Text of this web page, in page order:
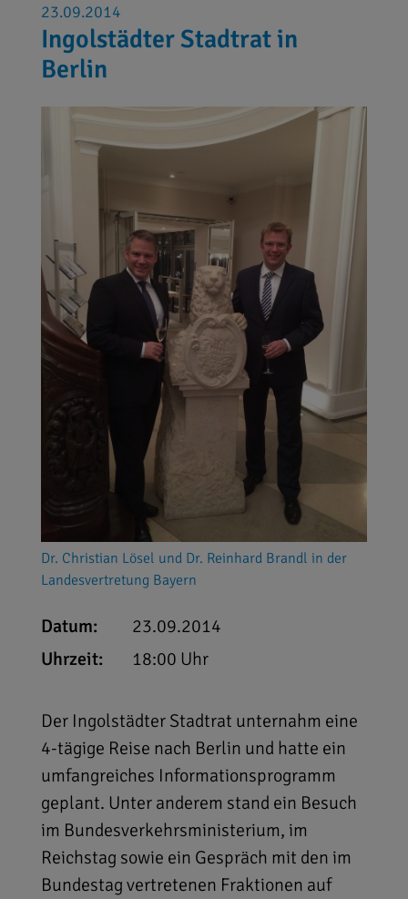
23.09.2014
Ingolstädter Stadtrat in
Berlin
Dr. Christian Lösel und Dr. Reinhard Brandl in der
Landesvertretung Bayern
Datum:
23.09.2014
Uhrzeit:
18:00 Uhr
Der Ingolstädter Stadtrat unternahm eine
4-tägige Reise nach Berlin und hatte ein
umfangreiches Informationsprogramm
geplant. Unter anderem stand ein Besuch
im Bundesverkehrsministerium, im
Reichstag sowie ein Gespräch mit den im
Bundestag vertretenen Fraktionen auf